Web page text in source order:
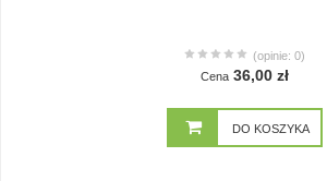
(opinie: 0)
Cena 36,00 zł
DO KOSZYKA